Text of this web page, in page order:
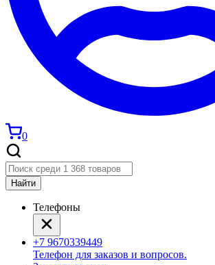
0
Найти
Телефоны
+7 9670339449
Телефон для заказов и вопросов.